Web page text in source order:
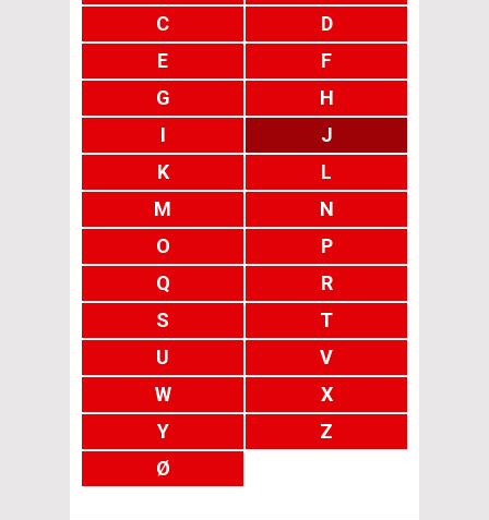
C
D
E
F
G
H
I
J
K
L
M
N
O
P
Q
R
S
T
U
V
W
X
Y
Z
Ø